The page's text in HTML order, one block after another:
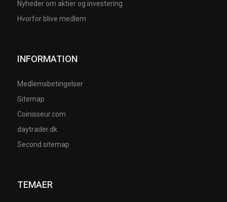
Nyheder om aktier og investering
Hvorfor blive medlem
INFORMATION
Medlemsbetingelser
Sitemap
Coinisseur.com
daytrader.dk
Second sitemap
TEMAER